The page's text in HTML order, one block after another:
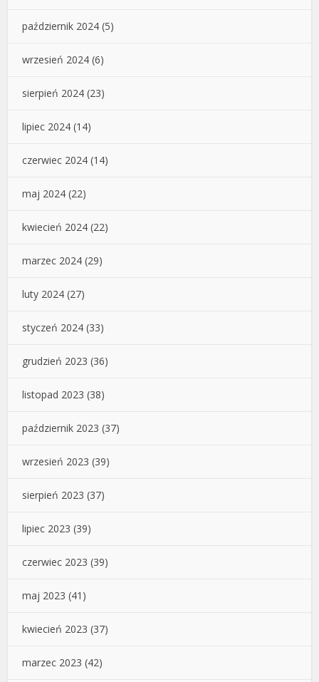
październik 2024 (5)
wrzesień 2024 (6)
sierpień 2024 (23)
lipiec 2024 (14)
czerwiec 2024 (14)
maj 2024 (22)
kwiecień 2024 (22)
marzec 2024 (29)
luty 2024 (27)
styczeń 2024 (33)
grudzień 2023 (36)
listopad 2023 (38)
październik 2023 (37)
wrzesień 2023 (39)
sierpień 2023 (37)
lipiec 2023 (39)
czerwiec 2023 (39)
maj 2023 (41)
kwiecień 2023 (37)
marzec 2023 (42)